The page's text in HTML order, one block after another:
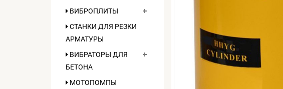
ВИБРОПЛИТЫ
СТАНКИ ДЛЯ РЕЗКИ
АРМАТУРЫ
ВИБРАТОРЫ ДЛЯ
БЕТОНА
МОТОПОМПЫ